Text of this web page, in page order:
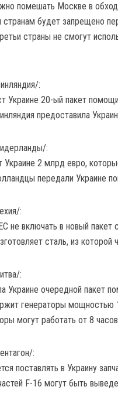
помешать Москве в
странам будет запрещено
страны не смогут
:
Украине 20-ый пакет
предоставила
:
2 млрд евро,
передали Украине
:
не включать в новый пакет
сталь, из которой
:
Украине очередной пакет
генераторы мощностью
могут работать от 8
:
поставлять в Украину
F-16 могут быть